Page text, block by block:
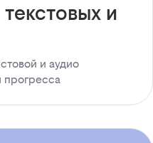
и
и аудио
прогресса